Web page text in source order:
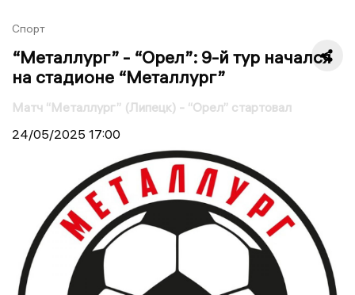
Спорт
“Металлург” - “Орел”: 9-й тур начался
на стадионе “Металлург”
Матч “Металлург” (Липецк) - “Орел” стартовал
24/05/2025 17:00